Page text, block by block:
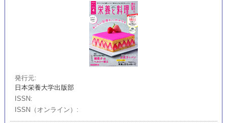
発行元
日本栄養大学出版部
ISSN
ISSN（オンライン）